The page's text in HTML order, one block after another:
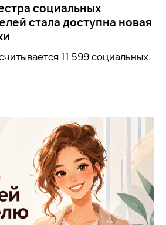
социальных
стала доступна новая
11 599 социальных